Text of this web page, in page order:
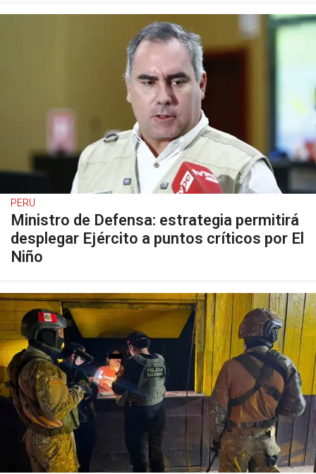
PERU
Ministro de Defensa: estrategia permitirá
desplegar Ejército a puntos críticos por El
Niño